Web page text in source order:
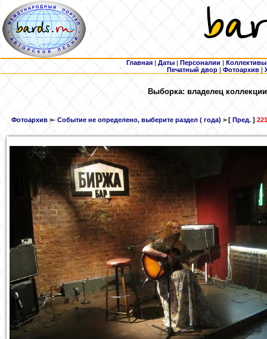
Главная | Даты | Персоналии | Коллективы
Печатный двор |Фотоархив |
Выборка: владелец
Фотоархив >- Событие не определено, выберите раздел ( года) > [ Пред. ]